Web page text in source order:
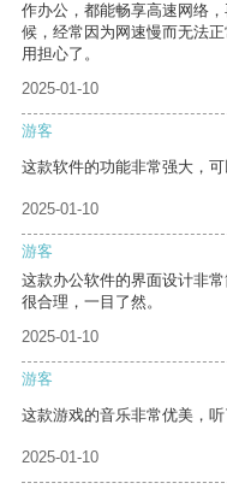
作办公，都能畅享高速网络
候，经常因为网速慢而无法
用担心了。
2025-01-10
游客
这款软件的功能非常强大，可
2025-01-10
游客
这款办公软件的界面设计非
很合理，一目了然。
2025-01-10
游客
这款游戏的音乐非常优美，听
2025-01-10